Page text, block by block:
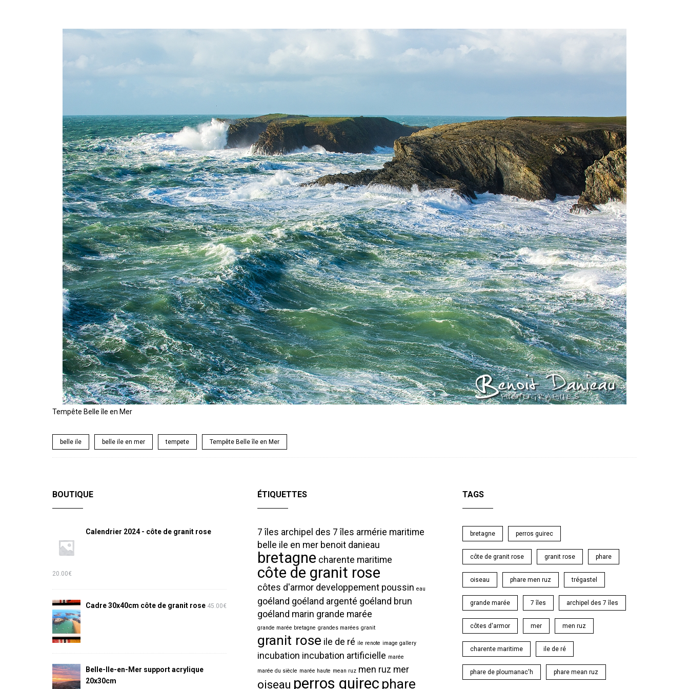
Tempête Belle île en Mer
belle ile belle ile en mer tempete Tempête Belle île en Mer
BOUTIQUE
Calendrier 2024 - côte de granit rose
20.00€
Cadre 30x40cm côte de granit rose 45.00€
Belle-Ile-en-Mer support acrylique
20x30cm
ÉTIQUETTES
7 îles archipel des 7 îles armérie maritime
belle ile en mer benoit danieau
bretagne charente maritime
côte de granit rose
côtes d'armor developpement poussin eau
goéland goéland argenté goéland brun
goéland marin grande marée
grande marée bretagne grandes marées granit
granit rose ile de ré ile renote image gallery
incubation incubation artificielle marée
marée du siècle marée haute mean ruz men ruz mer
oiseau perros guirec phare
TAGS
bretagne perros guirec
côte de granit rose granit rose phare
oiseau phare men ruz trégastel
grande marée 7 îles archipel des 7 îles
côtes d'armor mer men ruz
charente maritime ile de ré
phare de ploumanac'h phare mean ruz